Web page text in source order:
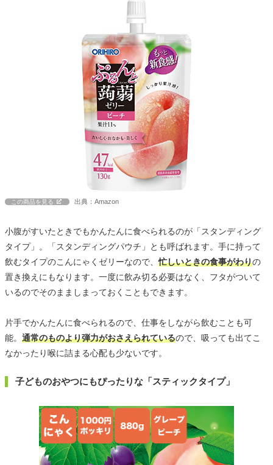
この商品を見る 出典：Amazon
小腹がすいたときでもかんたんに食べられるのが「スタンディング
タイプ」。「スタンディングパウチ」とも呼ばれます。手に持って
飲むタイプのこんにゃくゼリーなので、忙しいときの食事がわりの
置き換えにもなります。一度に飲み切る必要はなく、フタがついて
いるのでそのまましまっておくこともできます。
片手でかんたんに食べられるので、仕事をしながら飲むことも可
能。 通常のものより弾力がおさえられているので、吸っても出てこ
なかったり喉に詰まる心配も少ないです。
子どものおやつにもぴったりな「スティックタイプ」